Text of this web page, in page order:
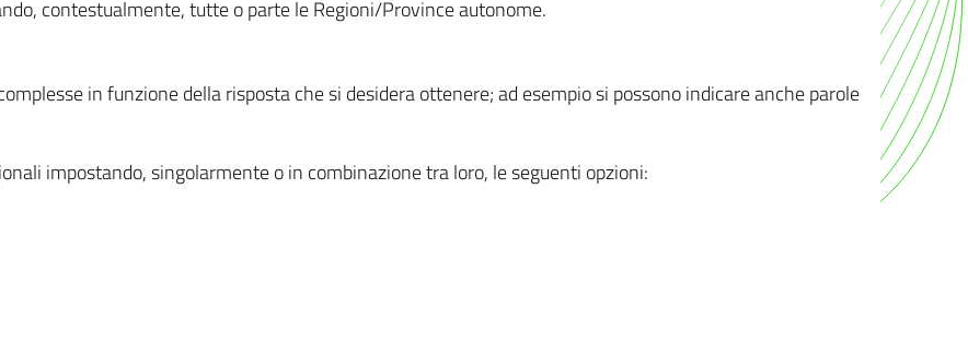
contestualmente, tutte o parte le Regioni/Province autonome.
in funzione della risposta che si desidera ottenere; ad esempio si possono indicare anche parole
impostando, singolarmente o in combinazione tra loro, le seguenti opzioni: